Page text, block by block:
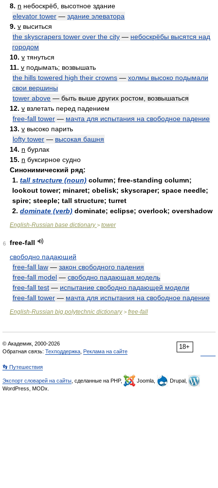
8. n небоскрёб, высотное здание
elevator tower — здание элеватора
9. v выситься
the skyscrapers tower over the city — небоскрёбы высятся над
городом
10. v тянуться
11. v подымать; возвышать
the hills towered high their crowns — холмы высоко подымали
свои вершины
tower above — быть выше других ростом, возвышаться
12. v взлетать перед падением
free-fall tower — мачта для испытания на свободное падение
13. v высоко парить
lofty tower — высокая башня
14. n бурлак
15. n буксирное судно
Синонимический ряд:
1. tall structure (noun) column; free-standing column;
lookout tower; minaret; obelisk; skyscraper; space needle;
spire; steeple; tall structure; turret
2. dominate (verb) dominate; eclipse; overlook; overshadow
English-Russian base dictionary> tower
6
free-fall
свободно падающий
free-fall law — закон свободного падения
free-fall model — свободно падающая модель
free-fall test — испытание свободно падающей модели
free-fall tower — мачта для испытания на свободное падение
English-Russian big polytechnic dictionary> free-fall
18+
© Академик, 2000-2026
Обратная связь: Техподдержка Реклама на сайте
👣 Путешествия
Экспорт словарей на сайты , сделанные на PHP, Joomla,
Drupal,
WordPress, MODx.